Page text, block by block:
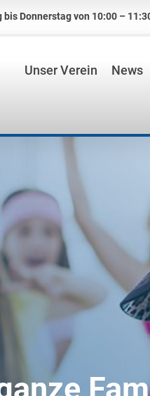
Donnerstag von 10:00 –
Unser Verein News